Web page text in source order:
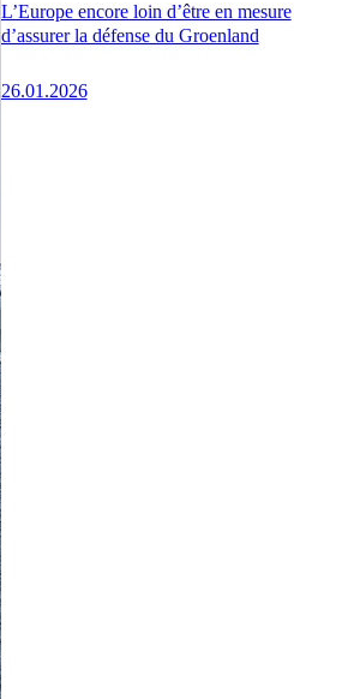
L’Europe encore loin d’être en mesure
d’assurer la défense du Groenland
26.01.2026